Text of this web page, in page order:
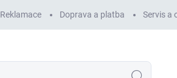
Reklamace Doprava a platba Servis a